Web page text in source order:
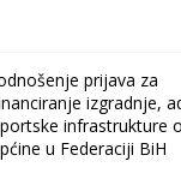
prijava za
izgradnje,
infrastrukture
u Federaciji BiH